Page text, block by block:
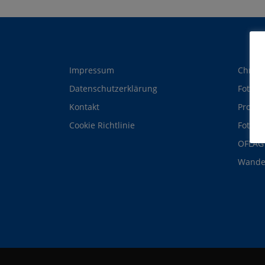
Impressum
Datenschutzerklärung
Kontakt
Cookie Richtlinie
Foto-